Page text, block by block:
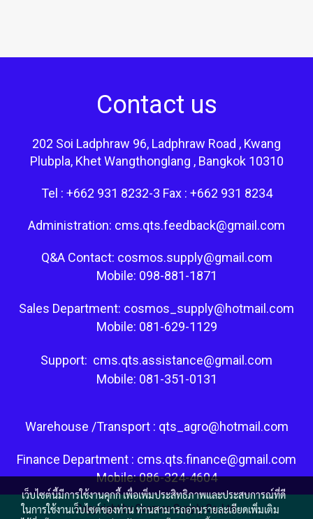
Contact us
202 Soi Ladphraw 96, Ladphraw Road , Kwang
Plubpla, Khet Wangthonglang , Bangkok 10310
Tel : +662 931 8232-3 Fax : +662 931 8234
Administration: cms.qts.feedback@gmail.com
Q&A Contact: cosmos.supply@gmail.com
Mobile: 098-881-1871
Sales Department: cosmos_supply@hotmail.com
Mobile: 081-629-1129
Support: cms.qts.assistance@gmail.com
Mobile: 081-351-0131
Warehouse /Transport : qts_agro@hotmail.com
Finance Department : cms.qts.finance@gmail.com
Mobile: 086-324-4604
Copy right by Cosmos Supply Co.,Ltd.
เว็บไซต์นี้มีการใช้งานคุกกี้ เพื่อเพิ่มประสิทธิภาพและประสบการณ์ที่ดี
ในการใช้งานเว็บไซต์ของท่าน ท่านสามารถอ่านรายละเอียดเพิ่มเติม